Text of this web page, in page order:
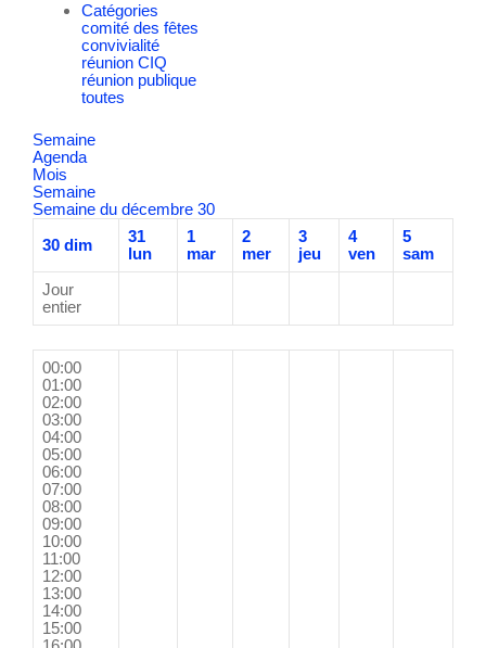
Catégories
comité des fêtes
convivialité
réunion CIQ
réunion publique
toutes
Semaine
Agenda
Mois
Semaine
Semaine du décembre 30
30 dim
31
lun
1
mar
2
mer
3
jeu
4
ven
5
sam
Jour
entier
00:00
01:00
02:00
03:00
04:00
05:00
06:00
07:00
08:00
09:00
10:00
11:00
12:00
13:00
14:00
15:00